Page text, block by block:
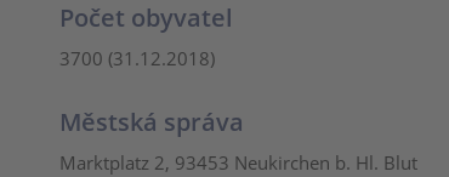
Počet obyvatel
3700 (31.12.2018)
Městská správa
Marktplatz 2, 93453 Neukirchen b. Hl. Blut